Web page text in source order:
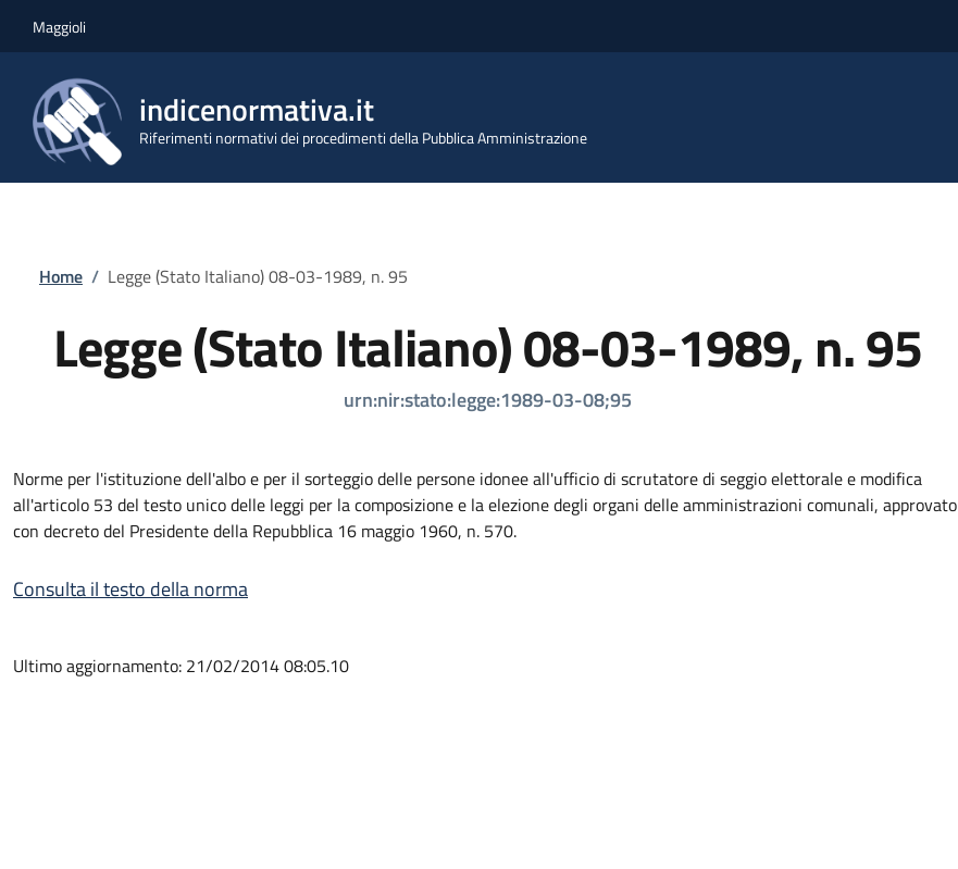
Maggioli
indicenormativa.it
Riferimenti normativi dei procedimenti della Pubblica Amministrazione
Briciole di pane
Home / Legge (Stato Italiano) 08-03-1989, n. 95
Legge (Stato Italiano) 08-03-1989, n. 95
urn:nir:stato:legge:1989-03-08;95
Norme per l'istituzione dell'albo e per il sorteggio delle persone idonee all'ufficio di scrutatore di seggio elettorale e modifica
all'articolo 53 del testo unico delle leggi per la composizione e la elezione degli organi delle amministrazioni comunali, approvato
con decreto del Presidente della Repubblica 16 maggio 1960, n. 570.
Consulta il testo della norma
Ultimo aggiornamento: 21/02/2014 08:05.10